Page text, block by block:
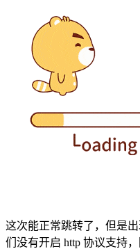
这次能正常跳转了，但是出
们没有开启 http 协议支持